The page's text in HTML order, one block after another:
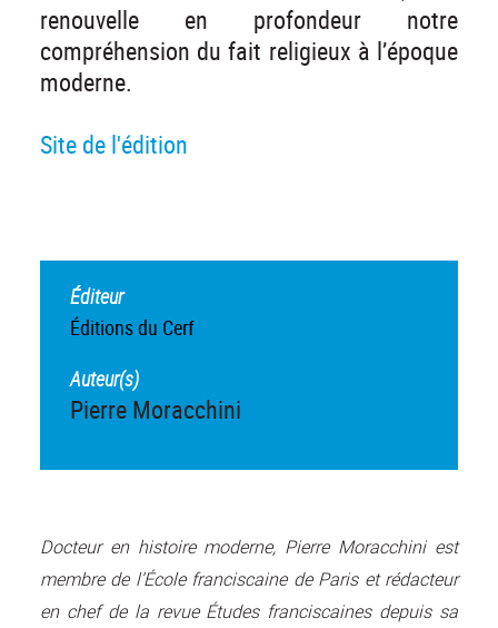
renouvelle en profondeur notre
compréhension du fait religieux à l’époque
moderne.
Site de l'édition
Éditeur
Éditions du Cerf
Auteur(s)
Pierre Moracchini
Docteur en histoire moderne, Pierre Moracchini est
membre de l’École franciscaine de Paris et rédacteur
en chef de la revue Études franciscaines depuis sa